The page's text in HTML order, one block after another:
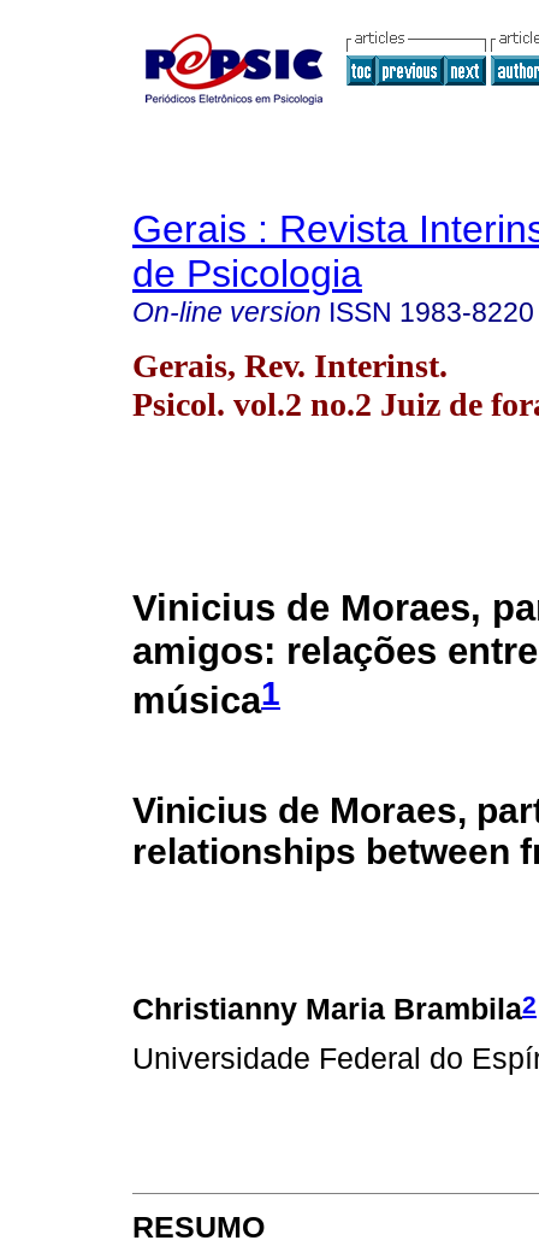
Gerais : Revista
de Psicologia
On-line version ISSN 1983-8220
Gerais, Rev. Interinst.
Psicol. vol.2 no.2 Juiz de
Vinicius de Moraes,
amigos: relações
música1
Vinicius de Moraes,
relationships between
Christianny Maria Brambila2
Universidade Federal do
RESUMO